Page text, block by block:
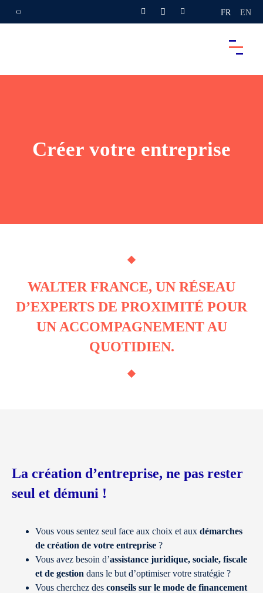
FR EN
Créer votre entreprise
WALTER FRANCE, UN RÉSEAU
D’EXPERTS DE PROXIMITÉ POUR
UN ACCOMPAGNEMENT AU
QUOTIDIEN.
La création d’entreprise, ne pas rester
seul et démuni !
Vous vous sentez seul face aux choix et aux démarches
de création de votre entreprise ?
Vous avez besoin d’assistance juridique, sociale, fiscale
et de gestion dans le but d’optimiser votre stratégie ?
Vous cherchez des conseils sur le mode de financement